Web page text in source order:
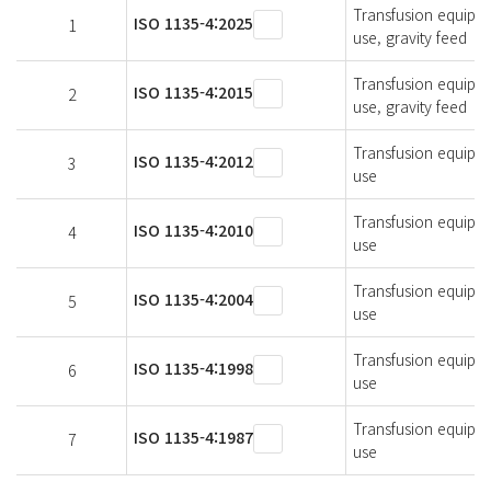
1 ISO 1135-4:2025
Transfusion
use, gravity feed
2 ISO 1135-4:2015
Transfusion
use, gravity feed
3 ISO 1135-4:2012
Transfusion
use
4 ISO 1135-4:2010
Transfusion
use
5 ISO 1135-4:2004
Transfusion
use
6 ISO 1135-4:1998
Transfusion
use
7 ISO 1135-4:1987
Transfusion
use